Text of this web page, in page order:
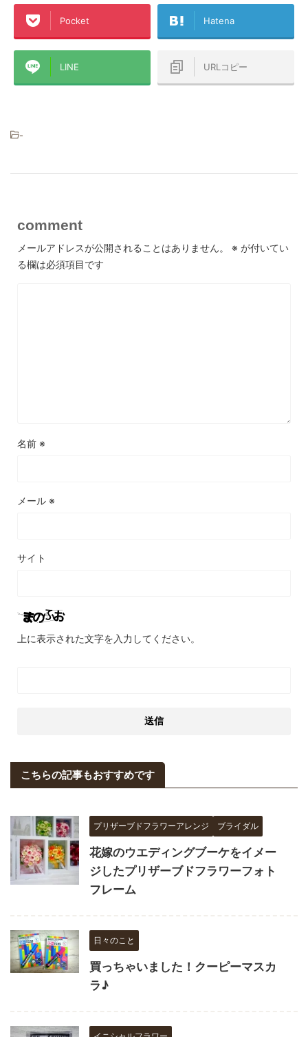
Pocket Hatena
LINE URLコピー
-
comment
メールアドレスが公開されることはありません。 ※ が付いてい
る欄は必須項目です
名前 ※
メール ※
サイト
上に表示された文字を入力してください。
こちらの記事もおすすめです
プリザーブドフラワーアレンジ ブライダル
花嫁のウエディングブーケをイメー
ジしたプリザーブドフラワーフォト
フレーム
日々のこと
買っちゃいました！クーピーマスカ
ラ♪